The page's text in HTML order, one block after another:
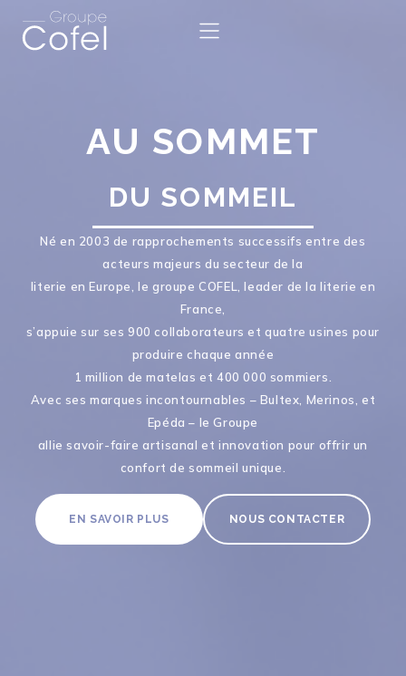
AU SOMMET
DU SOMMEIL
Né en 2003 de rapprochements successifs entre des
acteurs majeurs du secteur de la
literie en Europe, le groupe COFEL, leader de la literie en
France,
s’appuie sur ses 900 collaborateurs et quatre usines pour
produire chaque année
1 million de matelas et 400 000 sommiers.
Avec ses marques incontournables – Bultex, Merinos, et
Epéda – le Groupe
allie savoir-faire artisanal et innovation pour offrir un
confort de sommeil unique.
EN SAVOIR PLUS NOUS CONTACTER